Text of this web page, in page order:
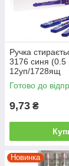
багато
колірне
змінний
Ручка
3176 синя (0.5
12уп/1728ящ
Готово до
9,73 ₴
Новинка